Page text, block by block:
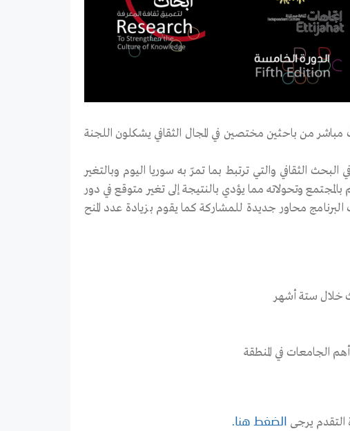
مباشر من باحثين مختصين في المجال الثقافي يشكلون اللجنة
البحث الثقافي والتي ترتبط بما تمرّ به سوريا اليوم وبالتغير
وتحولاته مما يؤدي بالنتيجة إلى تغير متوقع في دور
محاور جديدة للمشاركة كما يقوم بزيادة عدد المنح
ستة أشهر
الجامعات في المنطقة
التقدم يرجى
الضغط هنا.